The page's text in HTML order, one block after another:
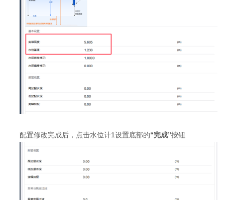
配置修改完成后，点击水位计1设置底部的“完成”按钮